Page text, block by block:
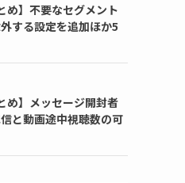
め】不要なセグメント
する設定を追加ほか5
め】メッセージ開封者
と動画途中視聴数の可